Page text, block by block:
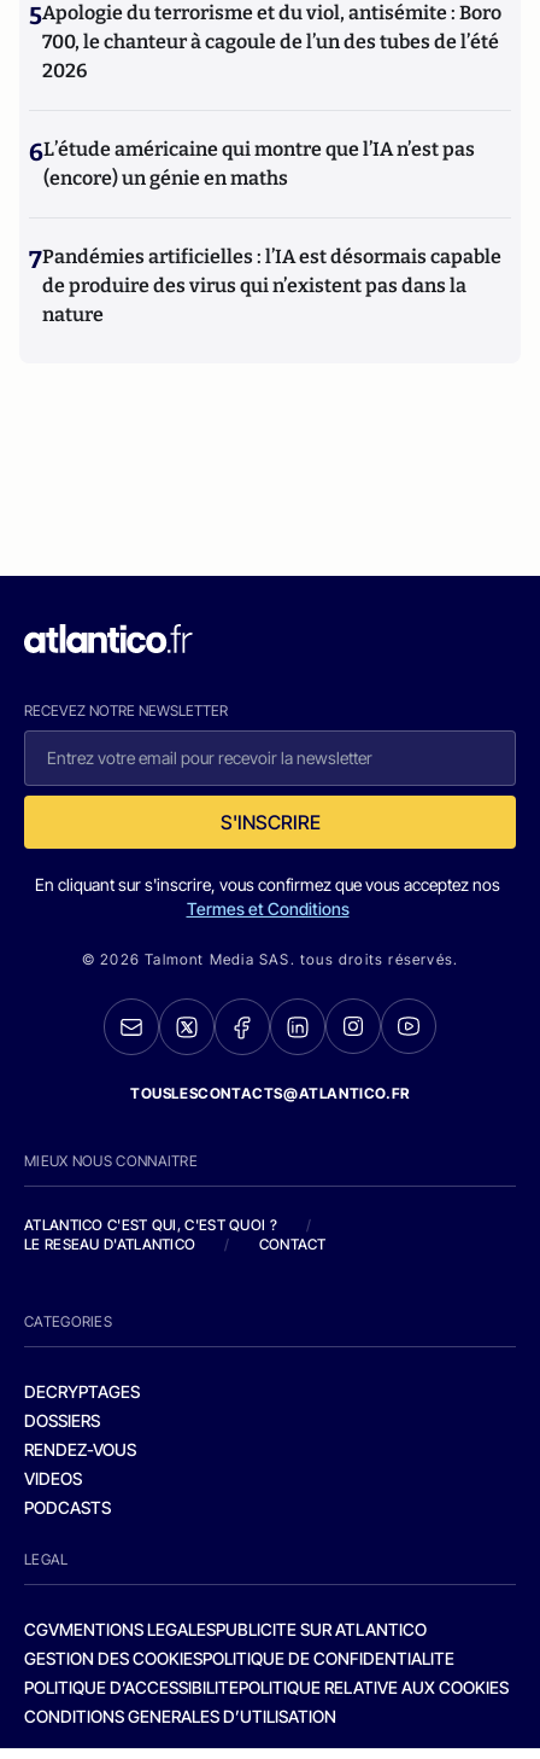
5Apologie du terrorisme et du viol, antisémite : Boro
700, le chanteur à cagoule de l’un des tubes de l’été
2026
6L’étude américaine qui montre que l’IA n’est pas
(encore) un génie en maths
7Pandémies artificielles : l’IA est désormais capable
de produire des virus qui n’existent pas dans la
nature
RECEVEZ NOTRE NEWSLETTER
S'INSCRIRE
En cliquant sur s'inscrire, vous confirmez que vous acceptez nos
Termes et Conditions
© 2026 Talmont Media SAS. tous droits réservés.
TOUSLESCONTACTS@ATLANTICO.FR
MIEUX NOUS CONNAITRE
ATLANTICO C'EST QUI, C'EST QUOI ?
/
LE RESEAU D'ATLANTICO
/ CONTACT
CATEGORIES
DECRYPTAGES
DOSSIERS
RENDEZ-VOUS
VIDEOS
PODCASTS
LEGAL
CGVMENTIONS LEGALESPUBLICITE SUR ATLANTICO
GESTION DES COOKIESPOLITIQUE DE CONFIDENTIALITE
POLITIQUE D’ACCESSIBILITEPOLITIQUE RELATIVE AUX COOKIES
CONDITIONS GENERALES D’UTILISATION